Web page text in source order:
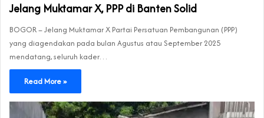
Jelang Muktamar X, PPP di Banten Solid
BOGOR – Jelang Muktamar X Partai Persatuan Pembangunan (PPP)
yang diagendakan pada bulan Agustus atau September 2025
mendatang, seluruh kader…
Read More »